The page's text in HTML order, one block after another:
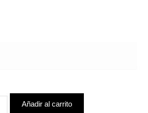
Añadir al carrito